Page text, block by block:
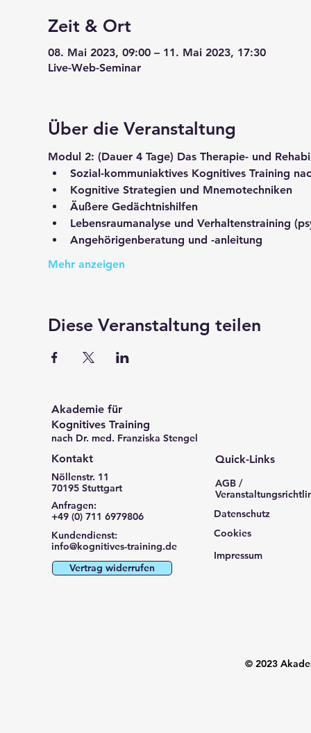
Zeit & Ort
08. Mai 2023, 09:00 – 11. Mai 2023, 17:30
Live-Web-Seminar
Über die Veranstaltung
Modul 2: (Dauer 4 Tage) Das Therapie- und
Sozial-kommuniaktives Kognitives Training
Kognitive Strategien und Mnemotechniken
Äußere Gedächtnishilfen
Lebensraumanalyse und Verhaltenstraining
Angehörigenberatung und -anleitung
Mehr anzeigen
Diese Veranstaltung teilen
Akademie für
Kognitives Training
nach Dr. med. Franziska Stengel
Kontakt
Nöllenstr. 11
70195 Stuttgart
Anfragen:
+49 (0) 711 6979806
Kundendienst:
info@kognitives-training.de
Vertrag widerrufen
Quick-Links
AGB /
Datenschutz
Cookies
Impressum
© 2023